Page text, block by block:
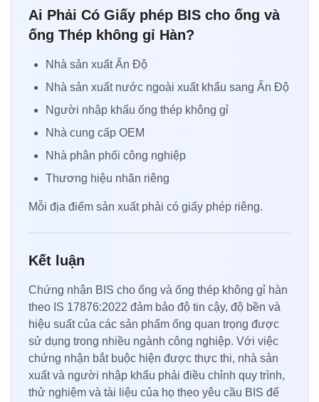
Ai Phải Có Giấy phép BIS cho ống và
ống Thép không gỉ Hàn?
Nhà sản xuất Ấn Độ
Nhà sản xuất nước ngoài xuất khẩu sang Ấn Độ
Người nhập khẩu ống thép không gỉ
Nhà cung cấp OEM
Nhà phân phối công nghiệp
Thương hiệu nhãn riêng
Mỗi địa điểm sản xuất phải có giấy phép riêng.
Kết luận
Chứng nhận BIS cho ống và ống thép không gỉ hàn
theo IS 17876:2022 đảm bảo độ tin cậy, độ bền và
hiệu suất của các sản phẩm ống quan trọng được
sử dụng trong nhiều ngành công nghiệp. Với việc
chứng nhận bắt buộc hiện được thực thi, nhà sản
xuất và người nhập khẩu phải điều chỉnh quy trình,
thử nghiệm và tài liệu của họ theo yêu cầu BIS để